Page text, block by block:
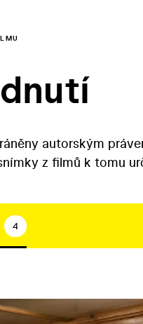
autorským
z filmů k tomu
4